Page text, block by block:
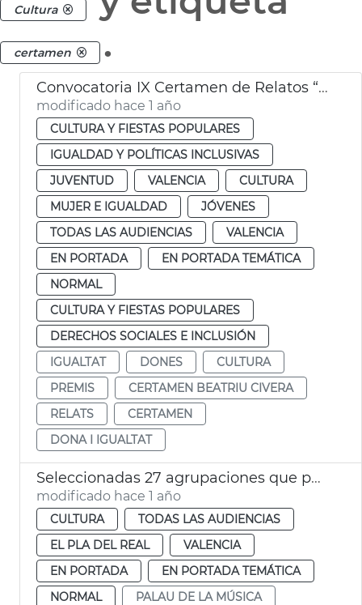
Cultura
certamen .
Convocatoria IX Certamen de Relatos “Beatriu Civera”
modificado hace 1 año
CULTURA Y FIESTAS POPULARES
IGUALDAD Y POLÍTICAS INCLUSIVAS
JUVENTUD
VALENCIA
CULTURA
MUJER E IGUALDAD
JÓVENES
TODAS LAS AUDIENCIAS
VALENCIA
EN PORTADA
EN PORTADA TEMÁTICA
NORMAL
CULTURA Y FIESTAS POPULARES
DERECHOS SOCIALES E INCLUSIÓN
IGUALTAT
DONES
CULTURA
PREMIS
CERTAMEN BEATRIU CIVERA
RELATS
CERTAMEN
DONA I IGUALTAT
Seleccionadas 27 agrupaciones que participarán en la 137 edició del CIBM
modificado hace 1 año
CULTURA
TODAS LAS AUDIENCIAS
EL PLA DEL REAL
VALENCIA
EN PORTADA
EN PORTADA TEMÁTICA
NORMAL
PALAU DE LA MÚSICA